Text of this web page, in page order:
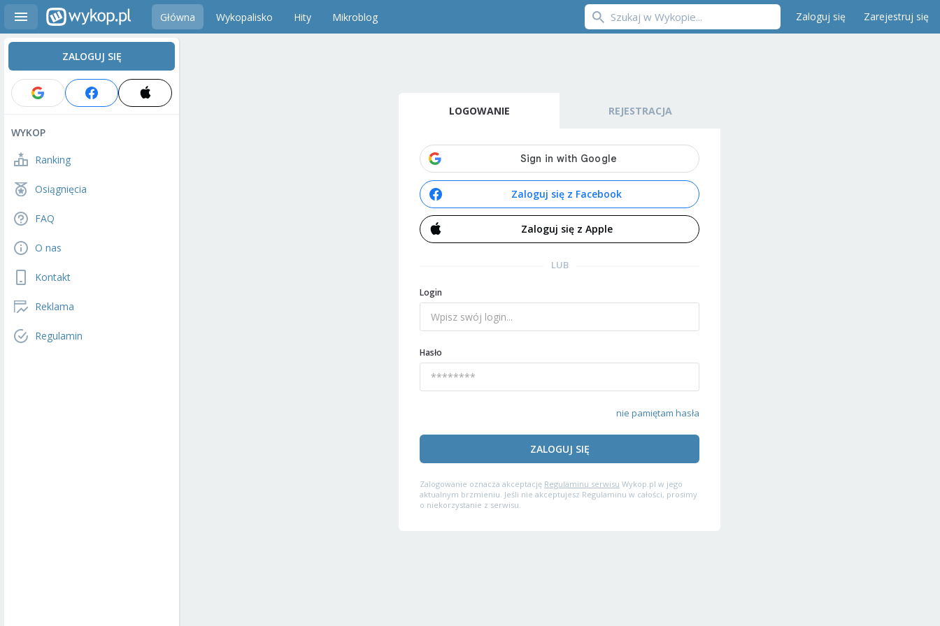
Główna Wykopalisko Hity Mikroblog Zaloguj się Zarejestruj się
ZALOGUJ SIĘ
WYKOP
Ranking
Osiągnięcia
FAQ
O nas
Kontakt
Reklama
Regulamin
LOGOWANIE REJESTRACJA
Zaloguj się z Facebook
Zaloguj się z Apple
LUB
Login
Hasło
nie pamiętam hasła
ZALOGUJ SIĘ
Zalogowanie oznacza akceptację Regulaminu serwisu Wykop.pl w jego
aktualnym brzmieniu. Jeśli nie akceptujesz Regulaminu w całości, prosimy
o niekorzystanie z serwisu.